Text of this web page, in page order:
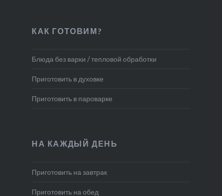
КАК ГОТОВИМ?
Блюда без варки / тепловой обработки
Приготовить в духовке
Приготовить в пароварке
НА КАЖДЫЙ ДЕНЬ
Приготовить на завтрак
Приготовить на обед